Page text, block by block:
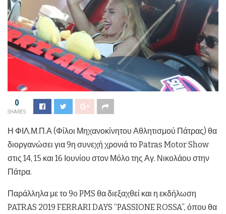
0
SHARES
Η ΦΙΛ.Μ.Π.Α (Φίλοι Μηχανοκίνητου Αθλητισμού Πάτρας) θα
διοργανώσει για 9η συνεχή χρονιά το Patras Motor Show
στις 14, 15 και 16 Ιουνίου στον Μόλο της Αγ. Νικολάου στην
Πάτρα.
Παράλληλα με το 9o PMS θα διεξαχθεί και η εκδήλωση
PATRAS 2019 FERRARI DAYS “PASSIONE ROSSA”, όπου θα